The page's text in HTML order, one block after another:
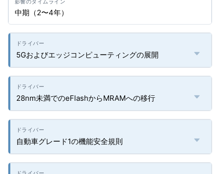
中期（2〜4年）
5Gおよびエッジコンピューティングの展開
28nm未満でのeFlashからMRAMへの移行
自動車グレード1の機能安全規則